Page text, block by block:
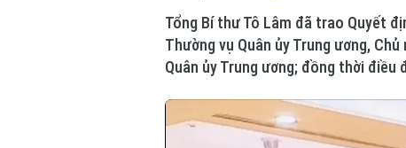
An ninh trật tự
Công nghệ
Ẩm thựcNgười
Tổng Bí thư Tô Lâm đã trao Quyết
Thường vụ Quân ủy Trung ương,
Quân ủy Trung ương; đồng thời điều